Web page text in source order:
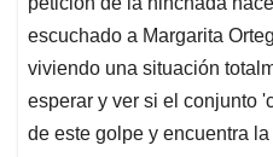
viviendo una situación
esperar y ver si el conjunto
de este golpe y encuentra
entre los primeros ocho.